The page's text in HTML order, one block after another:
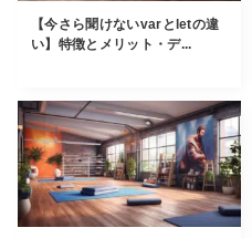
【今さら聞けないvarとletの違
い】特徴とメリット・デ...